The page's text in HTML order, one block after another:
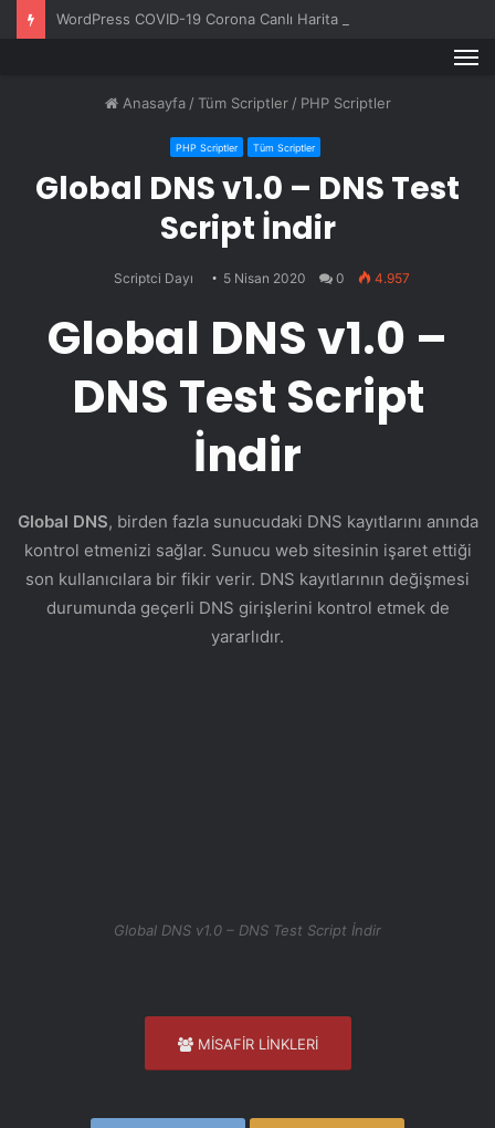
WordPress COVID-19 Corona Canlı Harita Eklentisi v1.0.3
Anasayfa / Tüm Scriptler / PHP Scriptler
PHP Scriptler Tüm Scriptler
Global DNS v1.0 – DNS Test
Script İndir
Scriptci Dayı 5 Nisan 2020 0 4.957
Global DNS v1.0 –
DNS Test Script
İndir
Global DNS, birden fazla sunucudaki DNS kayıtlarını anında
kontrol etmenizi sağlar. Sunucu web sitesinin işaret ettiği
son kullanıcılara bir fikir verir. DNS kayıtlarının değişmesi
durumunda geçerli DNS girişlerini kontrol etmek de
yararlıdır.
Global DNS v1.0 – DNS Test Script İndir
MİSAFİR LİNKLERİ